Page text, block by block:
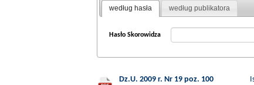
według hasła według publikatora
Hasło Skorowidza
Dz.U. 2009 r. Nr 19 poz. 100